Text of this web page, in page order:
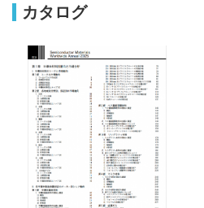
カタログ